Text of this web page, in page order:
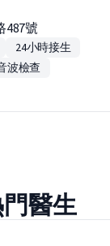
487號
24小時接生
波檢查
醫生